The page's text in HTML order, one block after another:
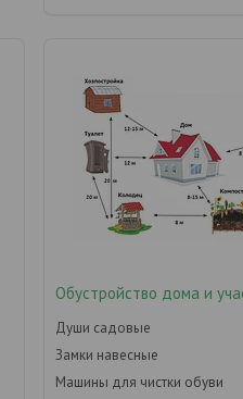
Обустройство дома и
Души садовые
Замки навесные
Машины для чистки обуви